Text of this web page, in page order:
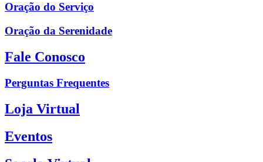
Oração do Serviço
Oração da Serenidade
Fale Conosco
Perguntas Frequentes
Loja Virtual
Eventos